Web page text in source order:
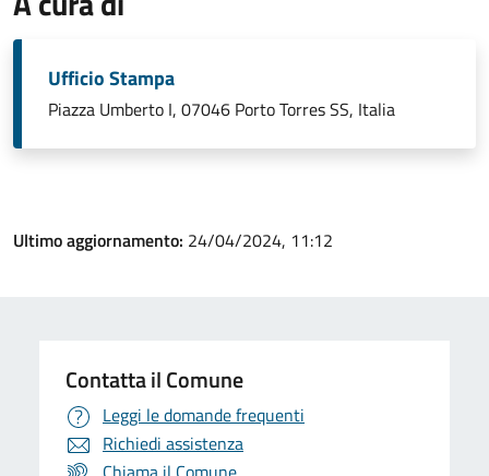
Ufficio Stampa
Piazza Umberto I, 07046 Porto Torres SS, Italia
Ultimo aggiornamento: 24/04/2024, 11:12
Contatta il Comune
Leggi le domande frequenti
Richiedi assistenza